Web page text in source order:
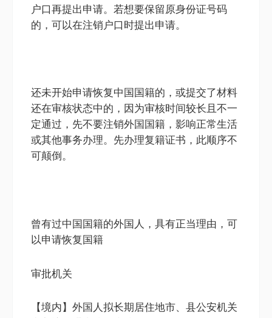
户口再提出申请。若想要保留原身份证号码
的，可以在注销户口时提出申请。
还未开始申请恢复中国国籍的，或提交了材料
还在审核状态中的，因为审核时间较长且不一
定通过，先不要注销外国国籍，影响正常生活
或其他事务办理。先办理复籍证书，此顺序不
可颠倒。
曾有过中国国籍的外国人，具有正当理由，可
以申请恢复国籍
审批机关
【境内】外国人拟长期居住地市、县公安机关